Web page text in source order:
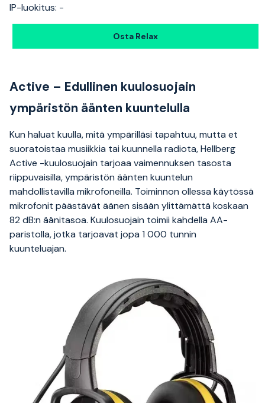
IP-luokitus: -
Osta Relax
Active – Edullinen kuulosuojain
ympäristön äänten kuuntelulla
Kun haluat kuulla, mitä ympärilläsi tapahtuu, mutta et
suoratoistaa musiikkia tai kuunnella radiota, Hellberg
Active -kuulosuojain tarjoaa vaimennuksen tasosta
riippuvaisilla, ympäristön äänten kuuntelun
mahdollistavilla mikrofoneilla. Toiminnon ollessa käytössä
mikrofonit päästävät äänen sisään ylittämättä koskaan
82 dB:n äänitasoa. Kuulosuojain toimii kahdella AA-
paristolla, jotka tarjoavat jopa 1 000 tunnin
kuunteluajan.